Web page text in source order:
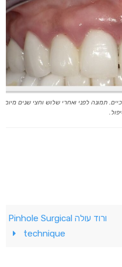
תמונה לפני ואחרי שלוש וחצי שנים מיום
ורוד עולה Pinhole Surgical
technique